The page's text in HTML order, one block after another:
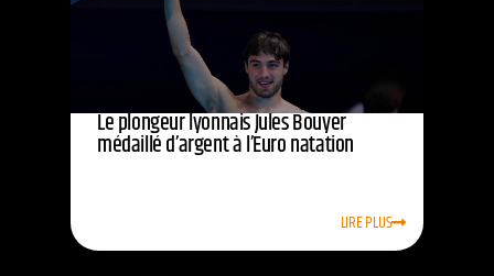
Le plongeur lyonnais Jules Bouyer
médaillé d’argent à l’Euro natation
LIRE PLUS